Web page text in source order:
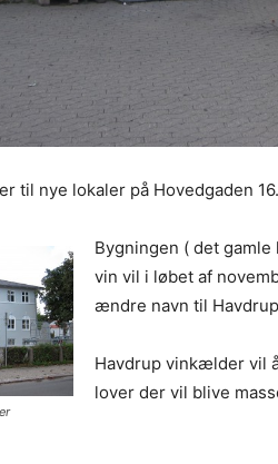
til nye lokaler på Hovedgaden 16.
Bygningen ( det
vin vil i løbet af
ændre navn til
Havdrup vinkælder vil
lover der vil blive